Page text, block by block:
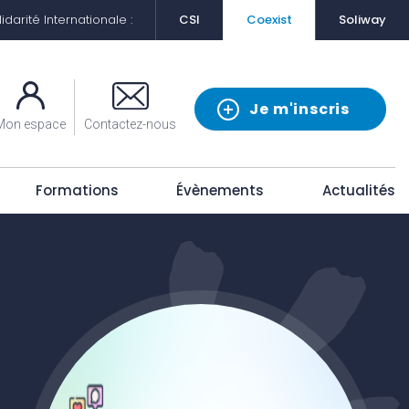
Internationale : CSI Coexist Soliway
espace
Je m'inscris
Contactez-nous
Formations Évènements Actualités